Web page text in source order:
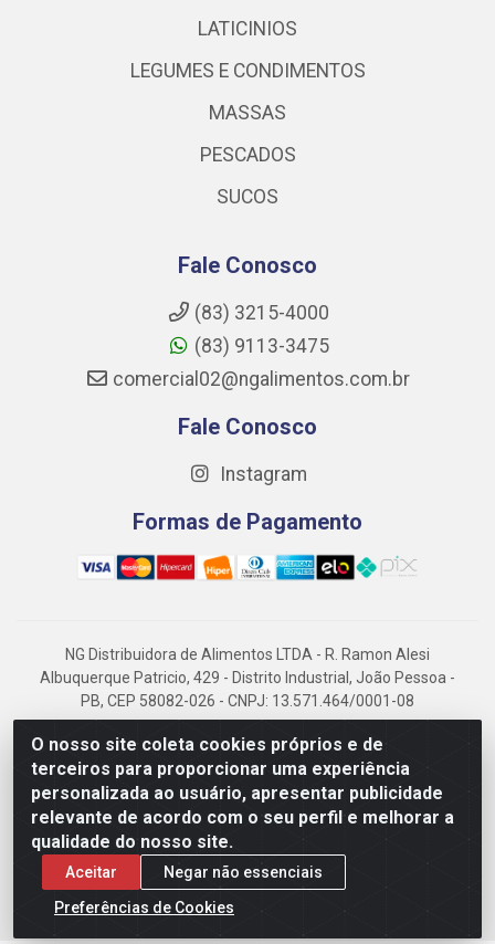
O nosso site coleta cookies próprios e de
terceiros para proporcionar uma experiência
personalizada ao usuário, apresentar publicidade
relevante de acordo com o seu perfil e melhorar a
qualidade do nosso site.
Aceitar
Negar não essenciais
Preferências de Cookies
LATICINIOS
LEGUMES E CONDIMENTOS
MASSAS
PESCADOS
SUCOS
Fale Conosco
(83) 3215-4000
(83) 9113-3475
comercial02@ngalimentos.com.br
Fale Conosco
Instagram
Formas de Pagamento
NG Distribuidora de Alimentos LTDA - R. Ramon Alesi
Albuquerque Patricio, 429 - Distrito Industrial, João Pessoa -
PB, CEP 58082-026 - CNPJ: 13.571.464/0001-08
NG Alimentos, há mais de 14 anos no mercado paraibano, é
referência em frigorificados, destacando-se pela logística
eficiente e excelência.